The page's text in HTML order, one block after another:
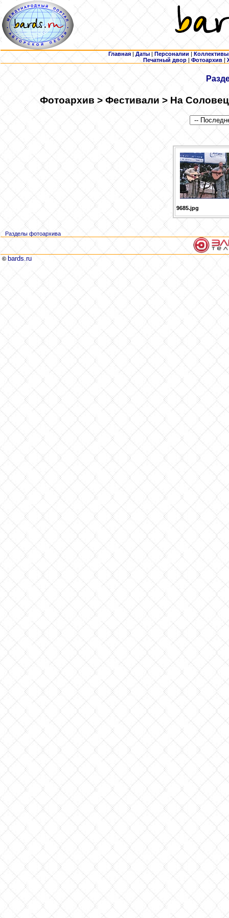
Главная | Даты | Персоналии | Коллективы
Печатный двор |Фотоархив |
Фотоархив > Фестивали > На
9685.jpg
Разделы фотоархива
© bards.ru